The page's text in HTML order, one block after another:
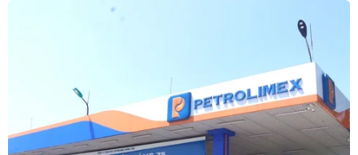
Long: Siết chặt quản lý nghề cá
07/08/2026 04:41